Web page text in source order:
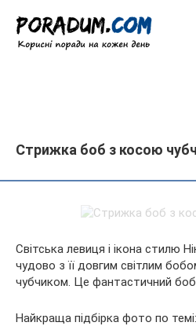
вмісту
Стрижка боб з косою
Світська левиця і ікона стилю
чудово з її довгим світлим
чубчиком. Це фантастичний боб
Найкраща підбірка фото по